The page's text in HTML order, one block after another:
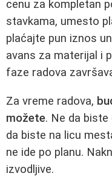
cenu za kompletan
stavkama, umesto
plaćajte pun iznos
avans za materijal i
faze radova
Za vreme radova,
možete. Ne da
da biste na licu
ne ide po planu.
izvodljive.